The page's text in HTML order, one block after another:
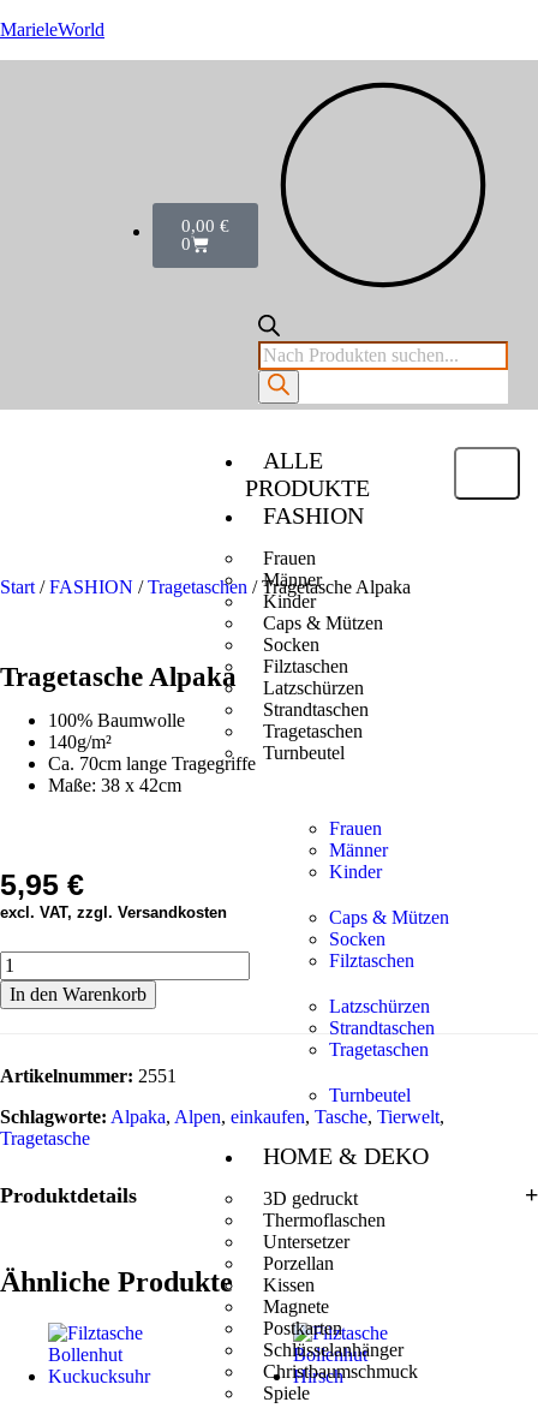
MarieleWorld
0,00 €
0
ALLE
PRODUKTE
FASHION
Frauen
Männer
Kinder
Caps & Mützen
Socken
Filztaschen
Latzschürzen
Strandtaschen
Tragetaschen
Turnbeutel
Frauen
Männer
Kinder
Caps & Mützen
Socken
Filztaschen
Latzschürzen
Strandtaschen
Tragetaschen
Turnbeutel
HOME & DEKO
3D gedruckt
Thermoflaschen
Untersetzer
Porzellan
Kissen
Magnete
Postkarten
Schlüsselanhänger
Christbaumschmuck
Spiele
Start /FASHION /Tragetaschen / Tragetasche Alpaka
Tragetasche Alpaka
100% Baumwolle
140g/m²
Ca. 70cm lange Tragegriffe
Maße: 38 x 42cm
5,95 €
excl. VAT, zzgl. Versandkosten
In den Warenkorb
Artikelnummer: 2551
Schlagworte: Alpaka, Alpen, einkaufen, Tasche, Tierwelt,
Tragetasche
Produktdetails
Ähnliche Produkte